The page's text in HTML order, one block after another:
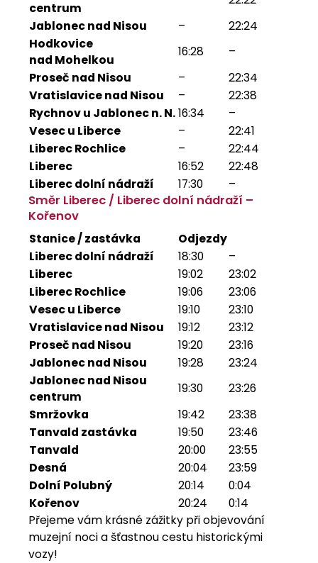
centrum
Jablonec nad Nisou
–
22:24
Hodkovice
nad Mohelkou
16:28
–
Proseč nad Nisou
–
22:34
Vratislavice nad Nisou
–
22:38
Rychnov u Jablonec n. N.16:34
–
Vesec u Liberce
–
22:41
Liberec Rochlice
–
22:44
Liberec
16:52
22:48
Liberec dolní nádraží
17:30
–
Směr Liberec / Liberec dolní nádraží –
Kořenov
Stanice / zastávka
Odjezdy
Liberec dolní nádraží
18:30
–
Liberec
19:02
23:02
Liberec Rochlice
19:06
23:06
Vesec u Liberce
19:10
23:10
Vratislavice nad Nisou
19:12
23:12
Proseč nad Nisou
19:20
23:16
Jablonec nad Nisou
19:28
23:24
Jablonec nad Nisou
centrum
19:30
23:26
Smržovka
19:42
23:38
Tanvald zastávka
19:50
23:46
Tanvald
20:00
23:55
Desná
20:04
23:59
Dolní Polubný
20:14
0:04
Kořenov
20:24
0:14
Přejeme vám krásné zážitky při objevování
muzejní noci a šťastnou cestu historickými
vozy!